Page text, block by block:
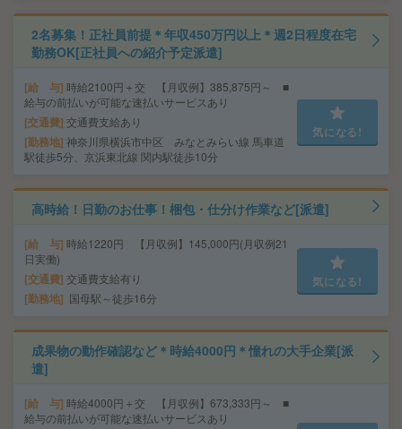
2名募集！正社員前提＊年収450万円以上＊週2日程度在宅
勤務OK[正社員への紹介予定派遣]
給 与 時給2100円＋交 【月収例】385,875円～ ■
給与の前払いが可能な速払いサービスあり
交通費 交通費支給あり
勤務地 神奈川県横浜市中区 みなとみらい線 馬車道
駅徒歩5分、京浜東北線 関内駅徒歩10分
気になる!
高時給！日勤のお仕事！梱包・仕分け作業など[派遣]
給 与 時給1220円 【月収例】145,000円(月収例21
日実働)
交通費 交通費支給有り
勤務地 国母駅～徒歩16分
気になる!
成果物の動作確認など＊時給4000円＊憧れの大手企業[派
遣]
給 与 時給4000円＋交 【月収例】673,333円～ ■
給与の前払いが可能な速払いサービスあり